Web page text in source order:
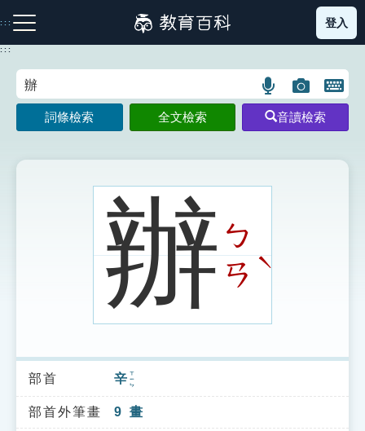
到
主
:::
注音索引圖示 筆畫索引圖示 部首索引表圖示
索引選單
知識索引
登入
:::
語
言
搜
示
圖
片
搜
開
鍵
圖
詞條檢索 全文檢索 音讀檢索
辦ㄅ
ㄢˋ
部首 辛 ㄒㄧㄣ
部首外筆畫 9 畫